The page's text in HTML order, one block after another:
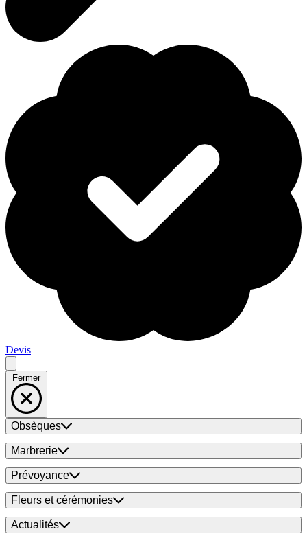
Devis
Fermer
Obsèques
Marbrerie
Prévoyance
Fleurs et cérémonies
Actualités